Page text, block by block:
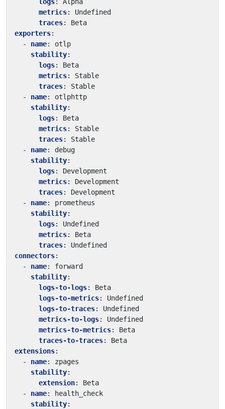
metrics:
Undefined
traces:
Beta
exporters:
- name:
otlp
stability:
logs:
Beta
metrics:
Stable
traces:
Stable
- name:
otlphttp
stability:
logs:
Beta
metrics:
Stable
traces:
Stable
- name:
debug
stability:
logs:
Development
metrics:
Development
traces:
Development
- name:
prometheus
stability:
logs:
Undefined
metrics:
Beta
traces:
Undefined
connectors:
- name:
forward
stability:
logs-to-logs:
Beta
logs-to-metrics:
Undefined
logs-to-traces:
Undefined
metrics-to-logs:
Undefined
metrics-to-metrics:
Beta
traces-to-traces:
Beta
extensions:
- name:
zpages
stability:
extension:
Beta
- name:
health_check
stability: